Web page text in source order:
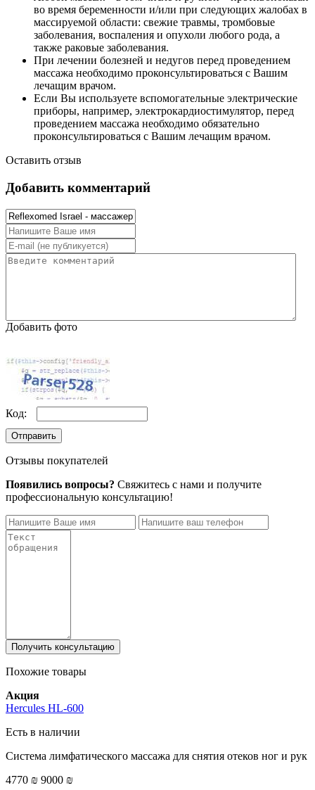
во время беременности и/или при следующих жалобах в
массируемой области: свежие травмы, тромбовые
заболевания, воспаления и опухоли любого рода, а
также раковые заболевания.
При лечении болезней и недугов перед проведением
массажа необходимо проконсультироваться с Вашим
лечащим врачом.
Если Вы используете вспомогательные электрические
приборы, например, электрокардиостимулятор, перед
проведением массажа необходимо обязательно
проконсультироваться с Вашим лечащим врачом.
Оставить отзыв
Добавить комментарий
Добавить фото
Код:
Отправить
Отзывы покупателей
Появились вопросы? Свяжитесь с нами и получите
профессиональную консультацию!
Получить консультацию
Похожие товары
Акция
Hercules HL-600
Есть в наличии
Система лимфатического массажа для снятия отеков ног и рук
4770 ₪ 9000 ₪